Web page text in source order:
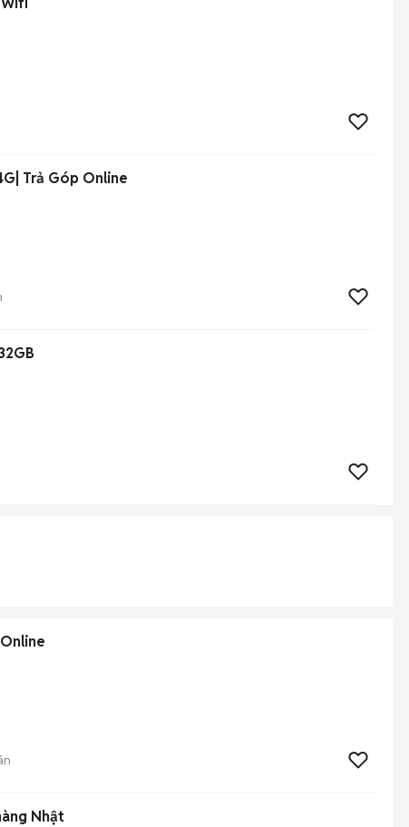
Trả Góp Online
Nhật